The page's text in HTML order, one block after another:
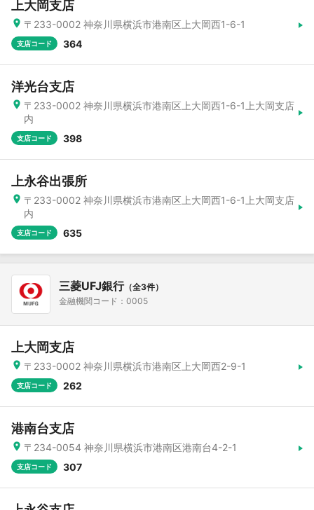
上大岡支店
〒233-0002 神奈川県横浜市港南区上大岡西1-6-1
支店コード 364
洋光台支店
〒233-0002 神奈川県横浜市港南区上大岡西1-6-1上大岡支店
内
支店コード 398
上永谷出張所
〒233-0002 神奈川県横浜市港南区上大岡西1-6-1上大岡支店
内
支店コード 635
三菱UFJ銀行（全3件）
金融機関コード：0005
上大岡支店
〒233-0002 神奈川県横浜市港南区上大岡西2-9-1
支店コード 262
港南台支店
〒234-0054 神奈川県横浜市港南区港南台4-2-1
支店コード 307